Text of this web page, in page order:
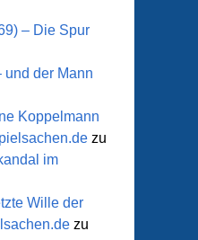
– Die Spur
und der Mann
Koppelmann
zu
im
Wille der
zu